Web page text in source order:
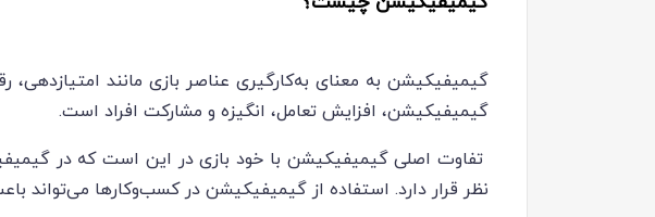
گیمیفیکیشن به معنای به‌کارگیری عناصر بازی مانند
گیمیفیکیشن، افزایش تعامل، انگیزه و مشارکت افراد است.
تفاوت اصلی گیمیفیکیشن با خود بازی در این است که در
نظر قرار دارد. استفاده از گیمیفیکیشن در کسب‌وکارها می‌تواند